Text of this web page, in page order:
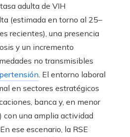
adulta de VIH
(estimada en torno al 25–
recientes), una presencia
y un incremento
no transmisibles
. El entorno laboral
en sectores estratégicos
banca y, en menor
con una amplia actividad
ese escenario, la RSE